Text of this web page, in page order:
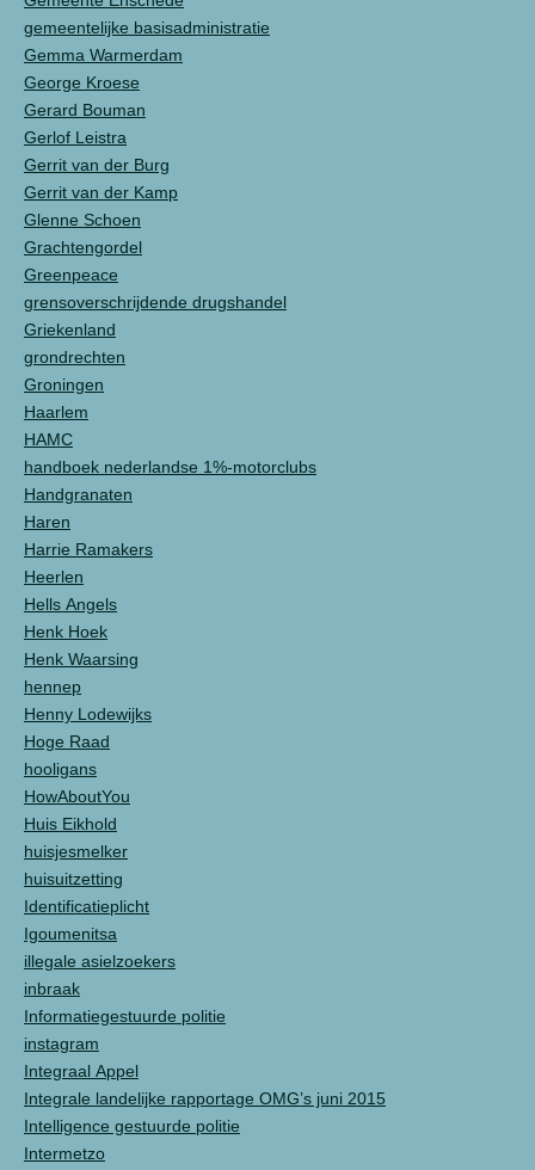
gemeentelijke basisadministratie
Gemma Warmerdam
George Kroese
Gerard Bouman
Gerlof Leistra
Gerrit van der Burg
Gerrit van der Kamp
Glenne Schoen
Grachtengordel
Greenpeace
grensoverschrijdende drugshandel
Griekenland
grondrechten
Groningen
Haarlem
HAMC
handboek nederlandse 1%-motorclubs
Handgranaten
Haren
Harrie Ramakers
Heerlen
Hells Angels
Henk Hoek
Henk Waarsing
hennep
Henny Lodewijks
Hoge Raad
hooligans
HowAboutYou
Huis Eikhold
huisjesmelker
huisuitzetting
Identificatieplicht
Igoumenitsa
illegale asielzoekers
inbraak
Informatiegestuurde politie
instagram
Integraal Appel
Integrale landelijke rapportage OMG’s juni 2015
Intelligence gestuurde politie
Intermetzo